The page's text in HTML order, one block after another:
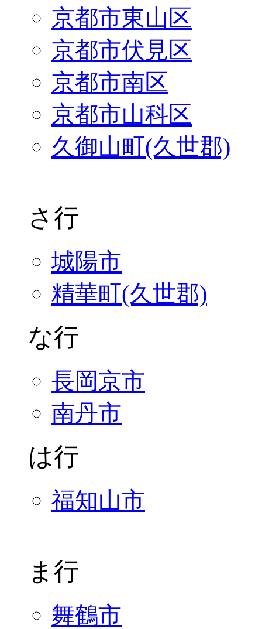
京都市東山区
京都市伏見区
京都市南区
京都市山科区
久御山町(久世郡)
さ行
城陽市
精華町(久世郡)
な行
長岡京市
南丹市
は行
福知山市
ま行
舞鶴市